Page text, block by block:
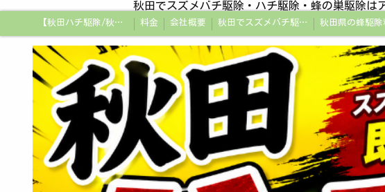
秋田でスズメバチ駆除・ハチ駆除・蜂の巣駆除
【秋田ハチ駆除/秋田蜂駆除/スズメバチの巣/ハチの巣専門プロ】 料金 会社概要 秋田でスズメバチ駆除・ハチ駆除・蜂の巣駆除はアメージング企画秋田